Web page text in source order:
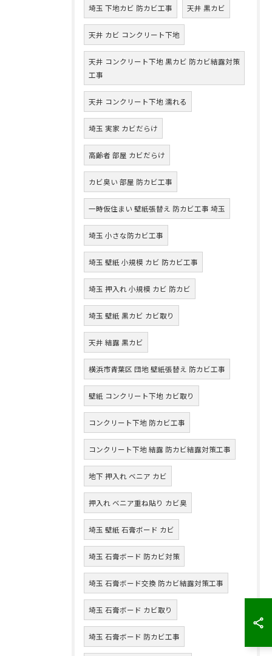
埼玉 下地カビ 防カビ工事 天井 黒カビ
天井 カビ コンクリート下地
天井 コンクリート下地 黒カビ 防カビ結露対策
工事
天井 コンクリート下地 濡れる
埼玉 実家 カビだらけ
高齢者 部屋 カビだらけ
カビ臭い 部屋 防カビ工事
一時仮住まい 壁紙張替え 防カビ工事 埼玉
埼玉 小さな防カビ工事
埼玉 壁紙 小規模 カビ 防カビ工事
埼玉 押入れ 小規模 カビ 防カビ
埼玉 壁紙 黒カビ カビ取り
天井 結露 黒カビ
横浜市青葉区 団地 壁紙張替え 防カビ工事
壁紙 コンクリート下地 カビ取り
コンクリート下地 防カビ工事
コンクリート下地 結露 防カビ結露対策工事
地下 押入れ ベニア カビ
押入れ ベニア重ね貼り カビ臭
埼玉 壁紙 石膏ボード カビ
埼玉 石膏ボード 防カビ対策
埼玉 石膏ボード交換 防カビ結露対策工事
埼玉 石膏ボード カビ取り
埼玉 石膏ボード 防カビ工事